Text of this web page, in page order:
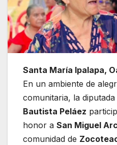
Santa María Ipalapa,
En un ambiente de
comunitaria, la
Bautista Peláez
honor a San Miguel
comunidad de